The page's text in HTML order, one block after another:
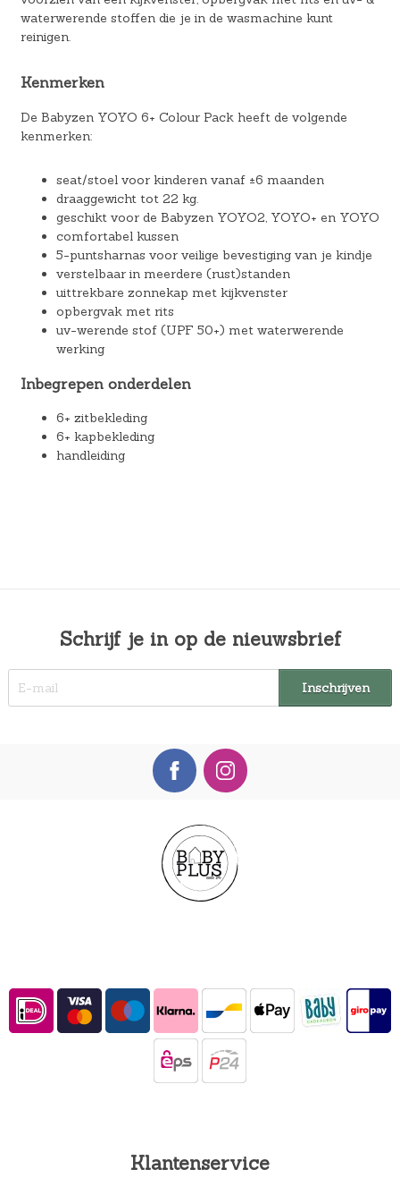
waterwerende stoffen die je in de wasmachine kunt
reinigen.
Kenmerken
De Babyzen YOYO 6+ Colour Pack heeft de volgende
kenmerken:
seat/stoel voor kinderen vanaf ±6 maanden
draaggewicht tot 22 kg.
geschikt voor de Babyzen YOYO2, YOYO+ en YOYO
comfortabel kussen
5-puntsharnas voor veilige bevestiging van je kindje
verstelbaar in meerdere (rust)standen
uittrekbare zonnekap met kijkvenster
opbergvak met rits
uv-werende stof (UPF 50+) met waterwerende
werking
Inbegrepen onderdelen
6+ zitbekleding
6+ kapbekleding
handleiding
Schrijf je in op de nieuwsbrief
Klantenservice